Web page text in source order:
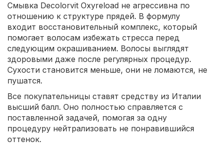
Смывка Decolorvit Oxyreload не агрессивна по
отношению к структуре прядей. В формулу
входит восстановительный комплекс, который
помогает волосам избежать стресса перед
следующим окрашиванием. Волосы выглядят
здоровыми даже после регулярных процедур.
Сухости становится меньше, они не ломаются, не
пушатся.
Все покупательницы ставят средству из Италии
высший балл. Оно полностью справляется с
поставленной задачей, помогая за одну
процедуру нейтрализовать не понравившийся
оттенок.